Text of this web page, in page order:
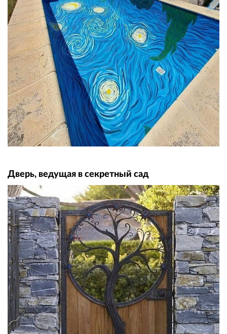
Дверь, ведущая в секретный сад